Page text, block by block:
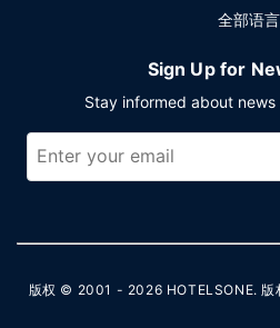
全部语言
Sign Up for
Stay informed about
版权 © 2001 - 2026 HOTELSONE. 版